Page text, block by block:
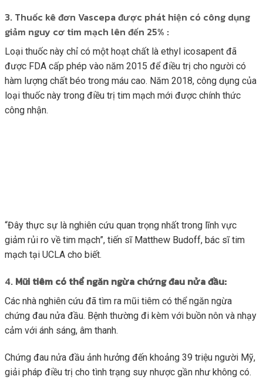
3. Thuốc kê đơn Vascepa được phát hiện có công dụng
giảm nguy cơ tim mạch lên đến 25% :
Loại thuốc này chỉ có một hoạt chất là ethyl icosapent đã
được FDA cấp phép vào năm 2015 để điều trị cho người có
hàm lượng chất béo trong máu cao. Năm 2018, công dụng của
loại thuốc này trong điều trị tim mạch mới được chính thức
công nhận.
“Đây thực sự là nghiên cứu quan trọng nhất trong lĩnh vực
giảm rủi ro về tim mạch”, tiến sĩ Matthew Budoff, bác sĩ tim
mạch tại UCLA cho biết.
4. Mũi tiêm có thể ngăn ngừa chứng đau nửa đầu:
Các nhà nghiên cứu đã tìm ra mũi tiêm có thể ngăn ngừa
chứng đau nửa đầu. Bệnh thường đi kèm với buồn nôn và nhạy
cảm với ánh sáng, âm thanh.
Chứng đau nửa đầu ảnh hưởng đến khoảng 39 triệu người Mỹ,
giải pháp điều trị cho tình trạng suy nhược gần như không có.